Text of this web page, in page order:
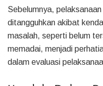
Sebelumnya,
ditangguhkan akibat
masalah, seperti belum
memadai, menjadi
dalam evaluasi